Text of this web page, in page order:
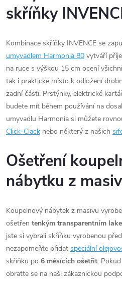
skříňky
Kombinace skříňky INVENCE se
umyvadlem Harmonia 80 vytváří
na ruce s výškou 15 cm ocení
tak i praktické místo k odložení
zadní části. Prstýnky, elektrické
budete mít během používání na
umyvadlu Harmonia si můžete
Click-Clack nebo některý z našich
Ošetření
nábytku z
Koupelnový nábytek z masivu
ošetřen tenkým transparentním
jste si vybrali skříňku vyrobenou
nezapomeňte přidat speciální
skříňku po 6 měsících ošetřit.
obraťte se na naši zákaznickou